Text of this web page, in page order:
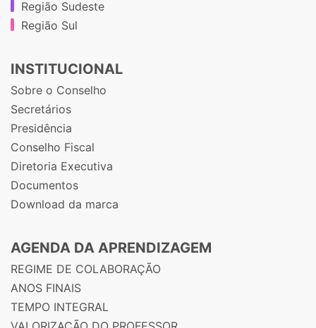
Região Sudeste
Região Sul
INSTITUCIONAL
Sobre o Conselho
Secretários
Presidência
Conselho Fiscal
Diretoria Executiva
Documentos
Download da marca
AGENDA DA APRENDIZAGEM
REGIME DE COLABORAÇÃO
ANOS FINAIS
TEMPO INTEGRAL